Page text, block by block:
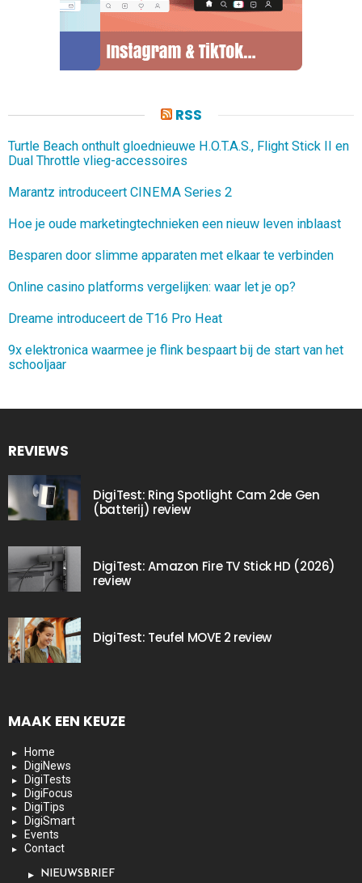
RSS
Turtle Beach onthult gloednieuwe H.O.T.A.S., Flight Stick II en
Dual Throttle vlieg-accessoires
Marantz introduceert CINEMA Series 2
Hoe je oude marketingtechnieken een nieuw leven inblaast
Besparen door slimme apparaten met elkaar te verbinden
Online casino platforms vergelijken: waar let je op?
Dreame introduceert de T16 Pro Heat
9x elektronica waarmee je flink bespaart bij de start van het
schooljaar
REVIEWS
DigiTest: Ring Spotlight Cam 2de Gen
(batterij) review
DigiTest: Amazon Fire TV Stick HD (2026)
review
DigiTest: Teufel MOVE 2 review
MAAK EEN KEUZE
Home
DigiNews
DigiTests
DigiFocus
DigiTips
DigiSmart
Events
Contact
NIEUWSBRIEF